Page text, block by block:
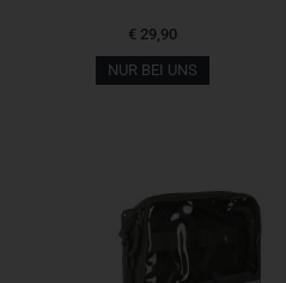
€ 29,90
NUR BEI UNS